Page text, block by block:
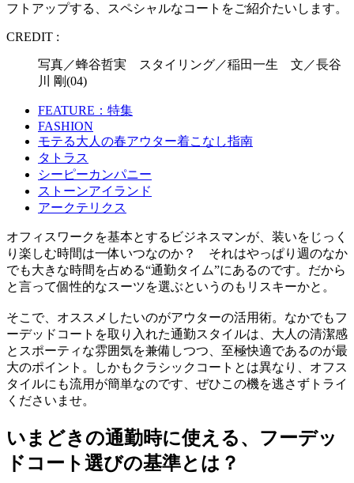
フトアップする、スペシャルなコートをご紹介たいします。
CREDIT :
写真／蜂谷哲実 スタイリング／稲田一生 文／長谷
川 剛(04)
FEATURE：特集
FASHION
モテる大人の春アウター着こなし指南
タトラス
シーピーカンパニー
ストーンアイランド
アークテリクス
オフィスワークを基本とするビジネスマンが、装いをじっく
り楽しむ時間は一体いつなのか？ それはやっぱり週のなか
でも大きな時間を占める“通勤タイム”にあるのです。だから
と言って個性的なスーツを選ぶというのもリスキーかと。
そこで、オススメしたいのがアウターの活用術。なかでもフ
ーデッドコートを取り入れた通勤スタイルは、大人の清潔感
とスポーティな雰囲気を兼備しつつ、至極快適であるのが最
大のポイント。しかもクラシックコートとは異なり、オフス
タイルにも流用が簡単なのです、ぜひこの機を逃さずトライ
くださいませ。
いまどきの通勤時に使える、フーデッ
ドコート選びの基準とは？